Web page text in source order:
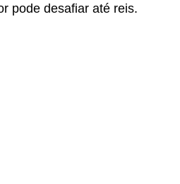
pode desafiar até reis.